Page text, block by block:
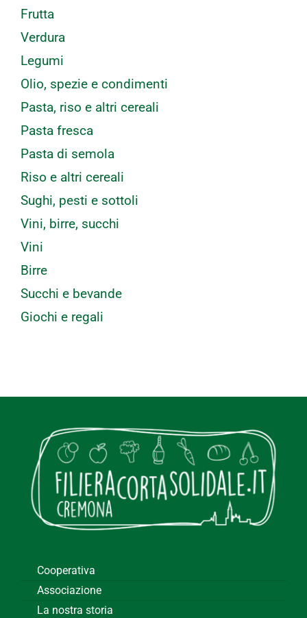
Frutta
Verdura
Legumi
Olio, spezie e condimenti
Pasta, riso e altri cereali
Pasta fresca
Pasta di semola
Riso e altri cereali
Sughi, pesti e sottoli
Vini, birre, succhi
Vini
Birre
Succhi e bevande
Giochi e regali
Cooperativa
Associazione
La nostra storia